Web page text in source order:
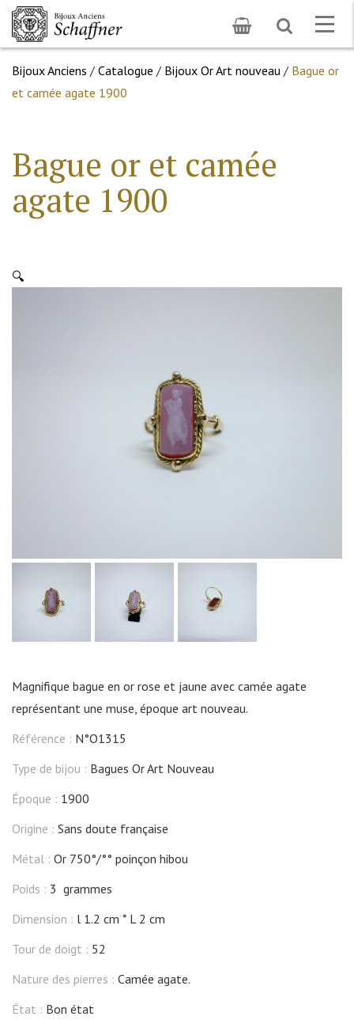
Toggle
search
Bijoux Anciens / Catalogue / Bijoux Or Art nouveau / Bague or
et camée agate 1900
Bague or et camée
agate 1900
🔍
Magnifique bague en or rose et jaune avec camée agate
représentant une muse, époque art nouveau.
Référence : N°O1315
Type de bijou : Bagues Or Art Nouveau
Époque : 1900
Origine : Sans doute française
Métal : Or 750°/°° poinçon hibou
Poids : 3 grammes
Dimension : l 1.2 cm
L 2 cm
Tour de doigt : 52
Nature des pierres : Camée agate.
État : Bon état